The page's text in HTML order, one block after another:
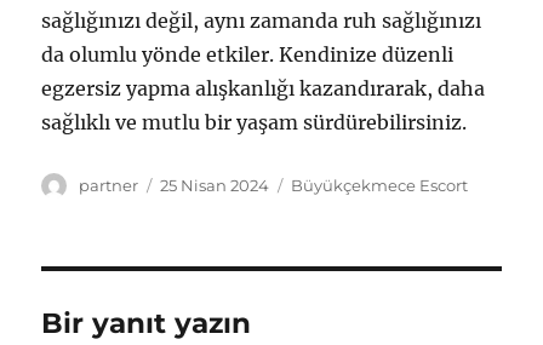
sağlığınızı değil, aynı zamanda ruh sağlığınızı
da olumlu yönde etkiler. Kendinize düzenli
egzersiz yapma alışkanlığı kazandırarak, daha
sağlıklı ve mutlu bir yaşam sürdürebilirsiniz.
Yazar
partner
Yayın
25 Nisan 2024 Kategoriler
Büyükçekmece Escort
Bir yanıt yazın